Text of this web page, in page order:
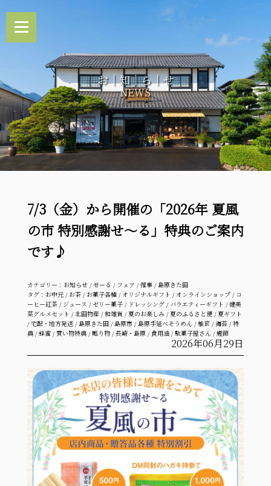
お｜知｜ら｜せ
NEWS
7/3（金）から開催の「2026年 夏風
の市 特別感謝せ～る」特典のご案内
です♪
カテゴリー： お知らせ/せーる / フェア /催事/島原きた田
タグ： お中元/お茶/お菓子各種/ オリジナルギフト / オンラインショップ/ コ
ーヒー紅茶/ ジュース / ゼリー菓子/ ドレッシング/ バラエティーギフト /健美
菜グルメセット /北田物産 /和雑貨 /夏のお楽しみ/夏のふるさと便/夏ギフト
/宅配・地方発送/島原きた田/島原市/島原手延べそうめん/椎茸/海苔/特
典/蜂蜜/ 買い物特典/贈り物/長崎・島原/食用油/駄菓子屋さん/鰹節
2026年06月29日